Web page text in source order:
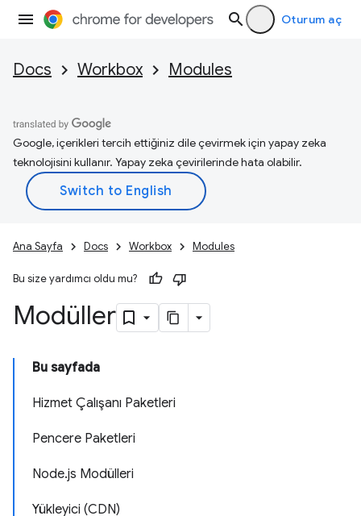
Oturum aç
Docs Workbox Modules
Google, içerikleri tercih ettiğiniz dile çevirmek için yapay zeka
teknolojisini kullanır. Yapay zeka çevirilerinde hata olabilir.
Ana Sayfa Docs Workbox Modules
Bu size yardımcı oldu mu?
Modüller
Bu sayfada
Hizmet Çalışanı Paketleri
Pencere Paketleri
Node.js Modülleri
Yükleyici (CDN)